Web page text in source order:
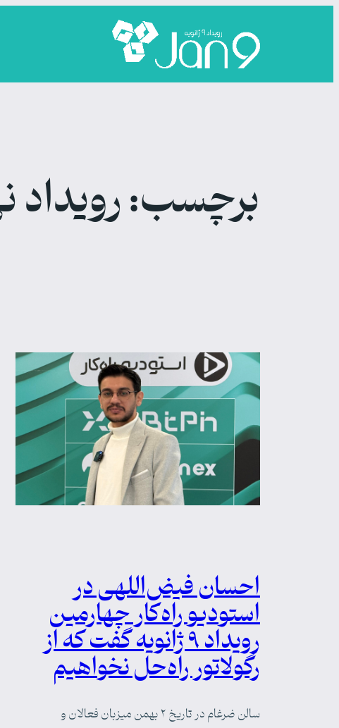
برچسب:رویداد
احسان فیض‌اللهی در
استودیو راه‌کار چهارمین
رویداد ۹ ژانویه گفت که از
رگولاتور راه‌حل نخواهیم
سالن ضرغام در تاریخ ۲ بهمن میزبان فعالان و